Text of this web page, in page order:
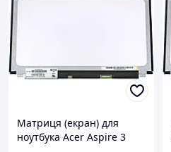
Матриця (екран) для
ноутбука Acer Aspire 3